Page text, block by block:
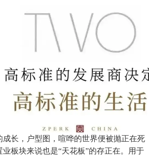
成长，户型图，喧哗的世界便被抛正在死
业板块来说也是“天花板”的存正在。用于